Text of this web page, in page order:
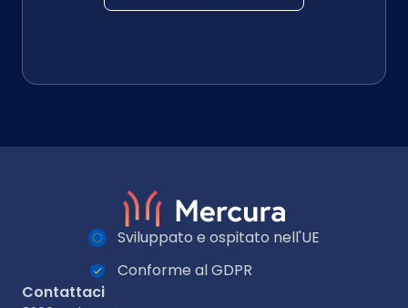
Sviluppato e ospitato nell'UE
Conforme al GDPR
Contattaci